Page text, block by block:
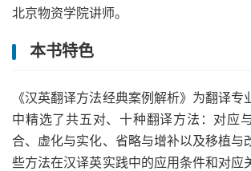
北京物资学院讲师。
本书特色
《汉英翻译方法经典案例解析》为翻译专
中精选了共五对、十种翻译方法：对应
合、虚化与实化、省略与增补以及移植与
些方法在汉译英实践中的应用条件和对应